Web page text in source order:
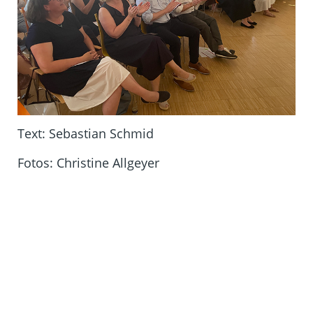
Text: Sebastian Schmid
Fotos: Christine Allgeyer